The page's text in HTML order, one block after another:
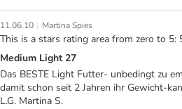
11.06.10 | Martina Spies
This is a stars rating area from zero to 5:
Medium Light 27
Das BESTE Light Futter- unbedingt zu
damit schon seit 2 Jahren ihr Gewicht-
L.G. Martina S.